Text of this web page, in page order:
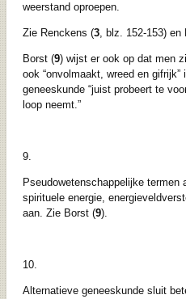
weerstand oproepen.
Zie Renckens (3, blz. 152-153) en
Borst (9) wijst er ook op dat men
ook “onvolmaakt, wreed en
geneeskunde “juist probeert te
loop neemt.”
9.
Pseudowetenschappelijke
spirituele energie,
aan. Zie Borst (9).
10.
Alternatieve geneeskunde sluit